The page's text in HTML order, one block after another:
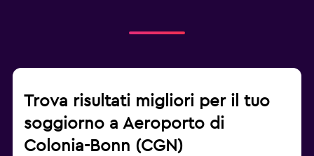
Trova risultati migliori per il tuo
soggiorno a Aeroporto di
Colonia-Bonn (CGN)